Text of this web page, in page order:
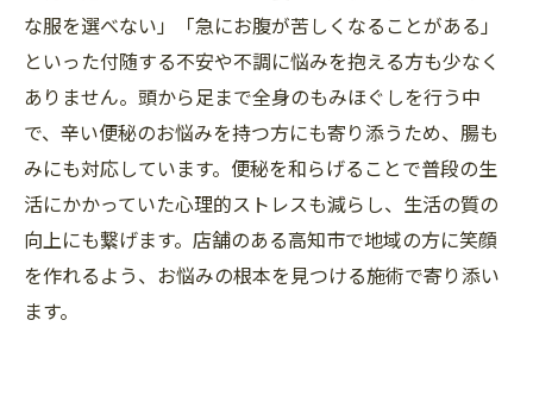
な服を選べない」「急にお腹が苦しくなることがある」
といった付随する不安や不調に悩みを抱える方も少なく
ありません。頭から足まで全身のもみほぐしを行う中
で、辛い便秘のお悩みを持つ方にも寄り添うため、腸も
みにも対応しています。便秘を和らげることで普段の生
活にかかっていた心理的ストレスも減らし、生活の質の
向上にも繋げます。店舗のある高知市で地域の方に笑顔
を作れるよう、お悩みの根本を見つける施術で寄り添い
ます。